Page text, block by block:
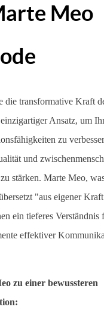
Meo
die transformative Kraft
Ansatz, um
zu
und
stärken. Marte Meo,
"aus eigener
ein tieferes Verständnis
effektiver
zu einer bewussteren